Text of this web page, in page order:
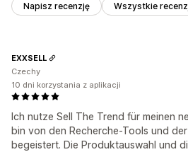
Napisz recenzję Wszystkie
Ich nutze Sell The Trend für meinen
bin von den Recherche-Tools und
begeistert. Die Produktauswahl und
EXXSELL
Czechy
10 dni korzystania z aplikacji